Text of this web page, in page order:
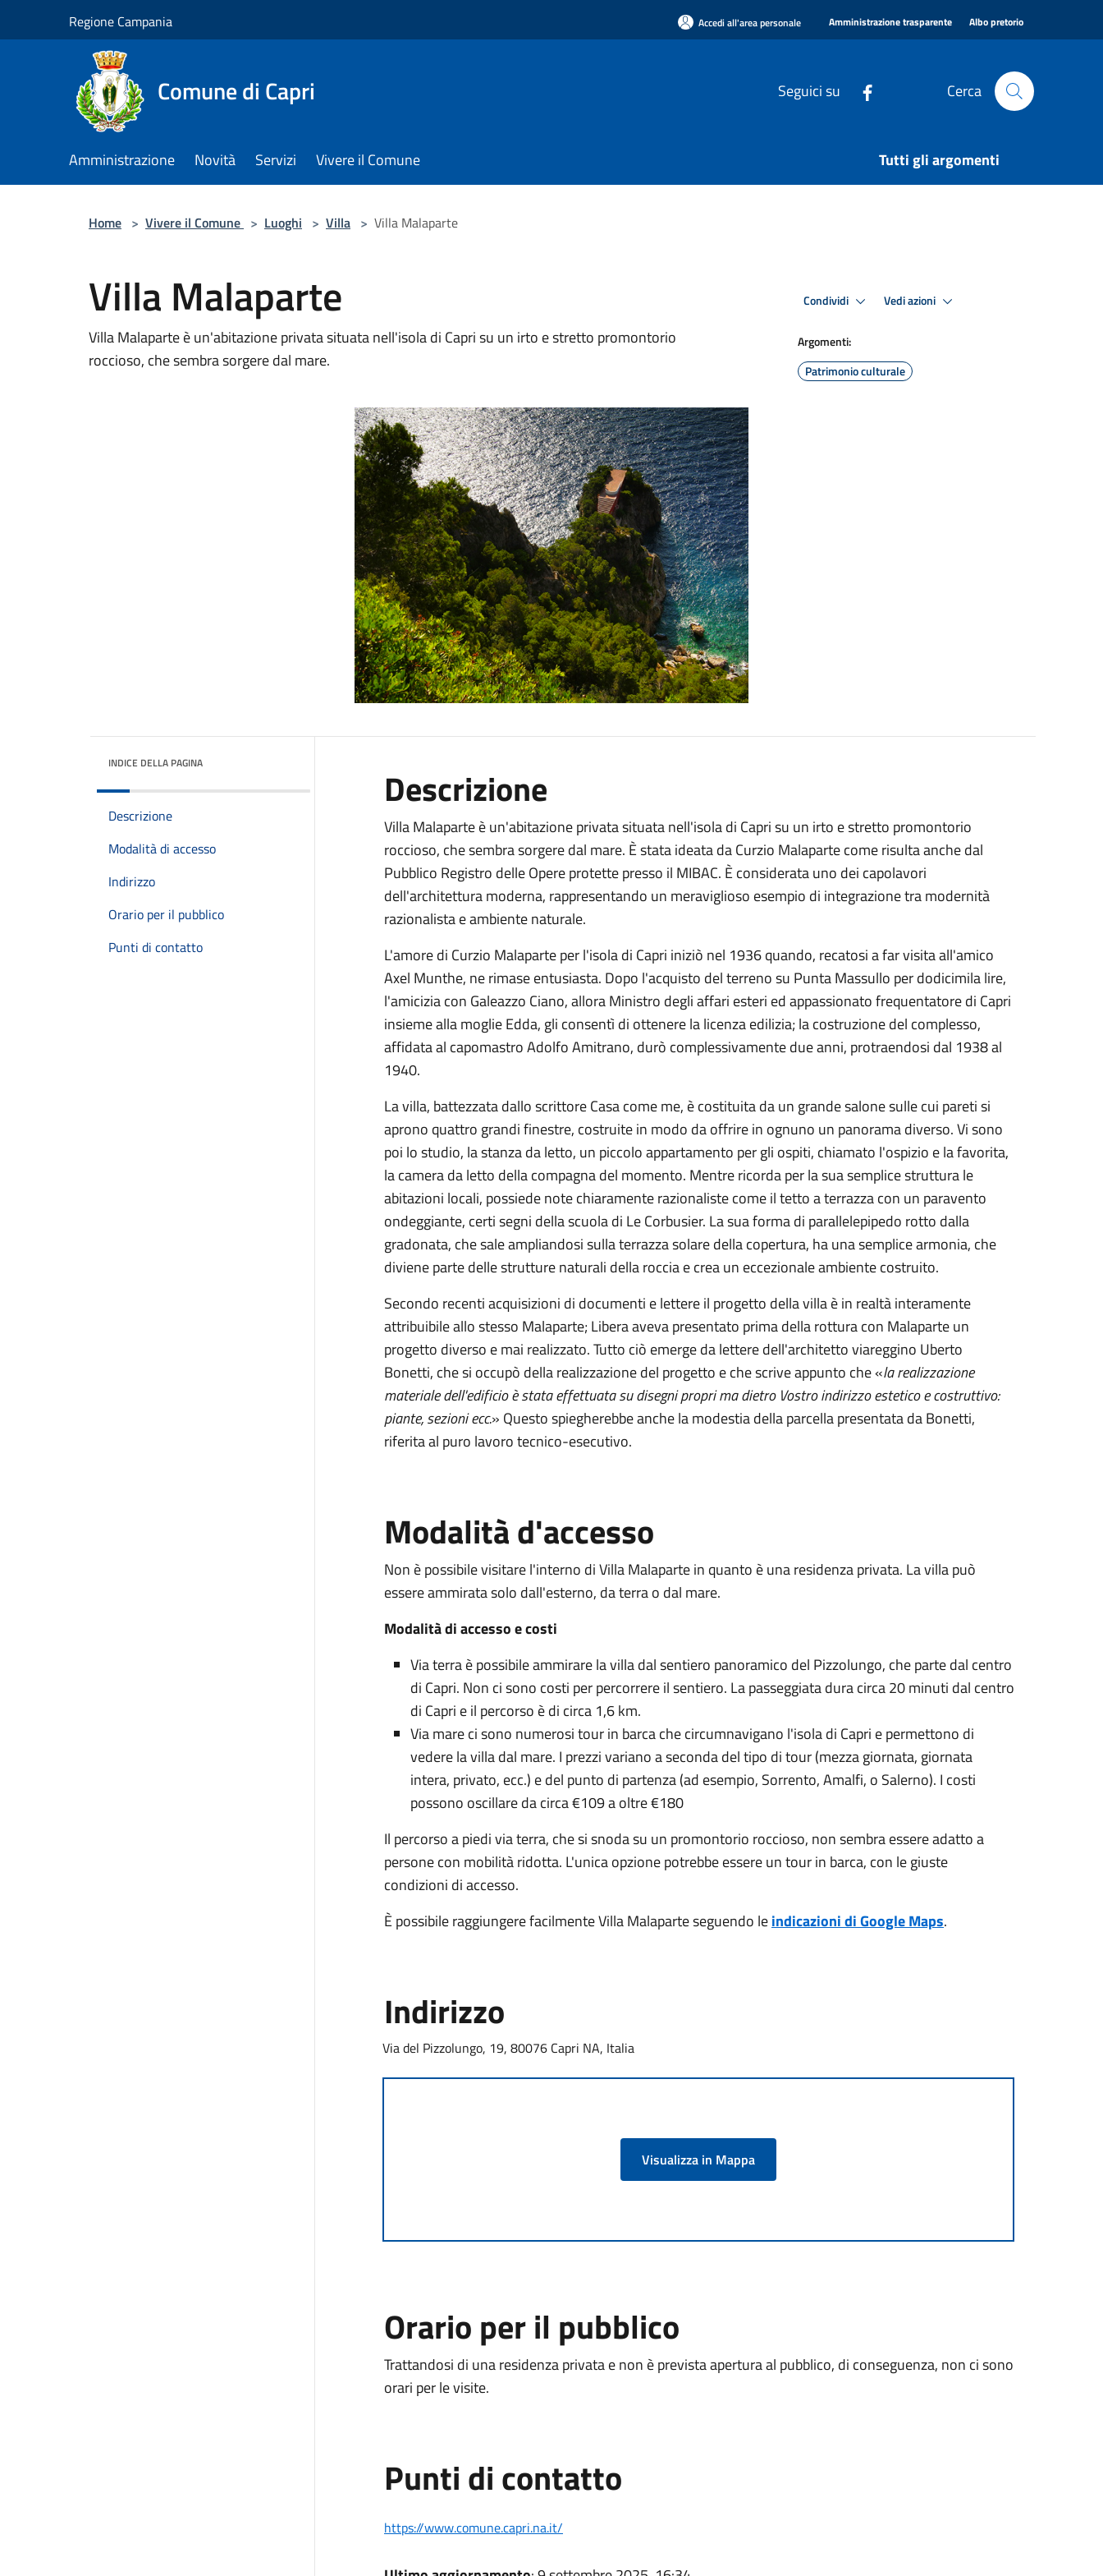
Regione Campania Accedi all'area personale Amministrazione trasparente Albo pretorio
Comune di Capri Seguici su Cerca
Amministrazione Novità Servizi Vivere il Comune Tutti gli argomenti
Home > Vivere il Comune > Luoghi > Villa > Villa Malaparte
Villa Malaparte
Villa Malaparte è un'abitazione privata situata nell'isola di Capri su un irto e stretto promontorio
roccioso, che sembra sorgere dal mare.
Condividi Vedi azioni
Argomenti:
Patrimonio culturale
INDICE DELLA PAGINA
Descrizione
Modalità di accesso
Indirizzo
Orario per il pubblico
Punti di contatto
Descrizione
Villa Malaparte è un'abitazione privata situata nell'isola di Capri su un irto e stretto promontorio
roccioso, che sembra sorgere dal mare. È stata ideata da Curzio Malaparte come risulta anche dal
Pubblico Registro delle Opere protette presso il MIBAC. È considerata uno dei capolavori
dell'architettura moderna, rappresentando un meraviglioso esempio di integrazione tra modernità
razionalista e ambiente naturale.
L'amore di Curzio Malaparte per l'isola di Capri iniziò nel 1936 quando, recatosi a far visita all'amico
Axel Munthe, ne rimase entusiasta. Dopo l'acquisto del terreno su Punta Massullo per dodicimila lire,
l'amicizia con Galeazzo Ciano, allora Ministro degli affari esteri ed appassionato frequentatore di Capri
insieme alla moglie Edda, gli consentì di ottenere la licenza edilizia; la costruzione del complesso,
affidata al capomastro Adolfo Amitrano, durò complessivamente due anni, protraendosi dal 1938 al
1940.
La villa, battezzata dallo scrittore Casa come me, è costituita da un grande salone sulle cui pareti si
aprono quattro grandi finestre, costruite in modo da offrire in ognuno un panorama diverso. Vi sono
poi lo studio, la stanza da letto, un piccolo appartamento per gli ospiti, chiamato l'ospizio e la favorita,
la camera da letto della compagna del momento. Mentre ricorda per la sua semplice struttura le
abitazioni locali, possiede note chiaramente razionaliste come il tetto a terrazza con un paravento
ondeggiante, certi segni della scuola di Le Corbusier. La sua forma di parallelepipedo rotto dalla
gradonata, che sale ampliandosi sulla terrazza solare della copertura, ha una semplice armonia, che
diviene parte delle strutture naturali della roccia e crea un eccezionale ambiente costruito.
Secondo recenti acquisizioni di documenti e lettere il progetto della villa è in realtà interamente
attribuibile allo stesso Malaparte; Libera aveva presentato prima della rottura con Malaparte un
progetto diverso e mai realizzato. Tutto ciò emerge da lettere dell'architetto viareggino Uberto
Bonetti, che si occupò della realizzazione del progetto e che scrive appunto che «la realizzazione
materiale dell'edificio è stata effettuata su disegni propri ma dietro Vostro indirizzo estetico e costruttivo:
piante, sezioni ecc.» Questo spiegherebbe anche la modestia della parcella presentata da Bonetti,
riferita al puro lavoro tecnico-esecutivo.
Modalità d'accesso
Non è possibile visitare l'interno di Villa Malaparte in quanto è una residenza privata. La villa può
essere ammirata solo dall'esterno, da terra o dal mare.
Modalità di accesso e costi
Via terra è possibile ammirare la villa dal sentiero panoramico del Pizzolungo, che parte dal centro
di Capri. Non ci sono costi per percorrere il sentiero. La passeggiata dura circa 20 minuti dal centro
di Capri e il percorso è di circa 1,6 km.
Via mare ci sono numerosi tour in barca che circumnavigano l'isola di Capri e permettono di
vedere la villa dal mare. I prezzi variano a seconda del tipo di tour (mezza giornata, giornata
intera, privato, ecc.) e del punto di partenza (ad esempio, Sorrento, Amalfi, o Salerno). I costi
possono oscillare da circa €109 a oltre €180
Il percorso a piedi via terra, che si snoda su un promontorio roccioso, non sembra essere adatto a
persone con mobilità ridotta. L'unica opzione potrebbe essere un tour in barca, con le giuste
condizioni di accesso.
È possibile raggiungere facilmente Villa Malaparte seguendo leindicazioni di Google Maps.
Indirizzo
Via del Pizzolungo, 19, 80076 Capri NA, Italia
Visualizza in Mappa
Orario per il pubblico
Trattandosi di una residenza privata e non è prevista apertura al pubblico, di conseguenza, non ci sono
orari per le visite.
Punti di contatto
https://www.comune.capri.na.it/